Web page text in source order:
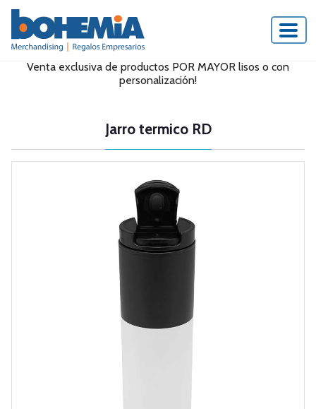
Venta exclusiva de productos POR MAYOR lisos o con
personalización!
Jarro termico RD